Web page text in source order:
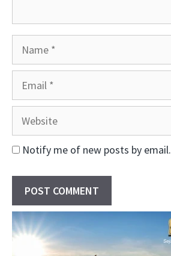
Website
Notify me of new posts by email.